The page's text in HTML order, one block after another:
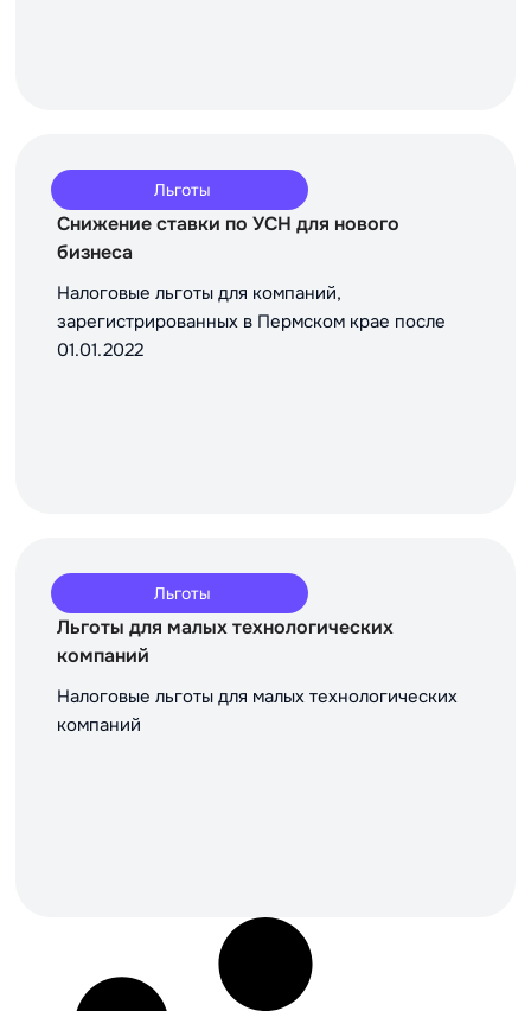
Льготы
Снижение ставки по УСН для нового
бизнеса
Налоговые льготы для компаний,
зарегистрированных в Пермском крае после
01.01.2022
Льготы
Льготы для малых технологических
компаний
Налоговые льготы для малых технологических
компаний